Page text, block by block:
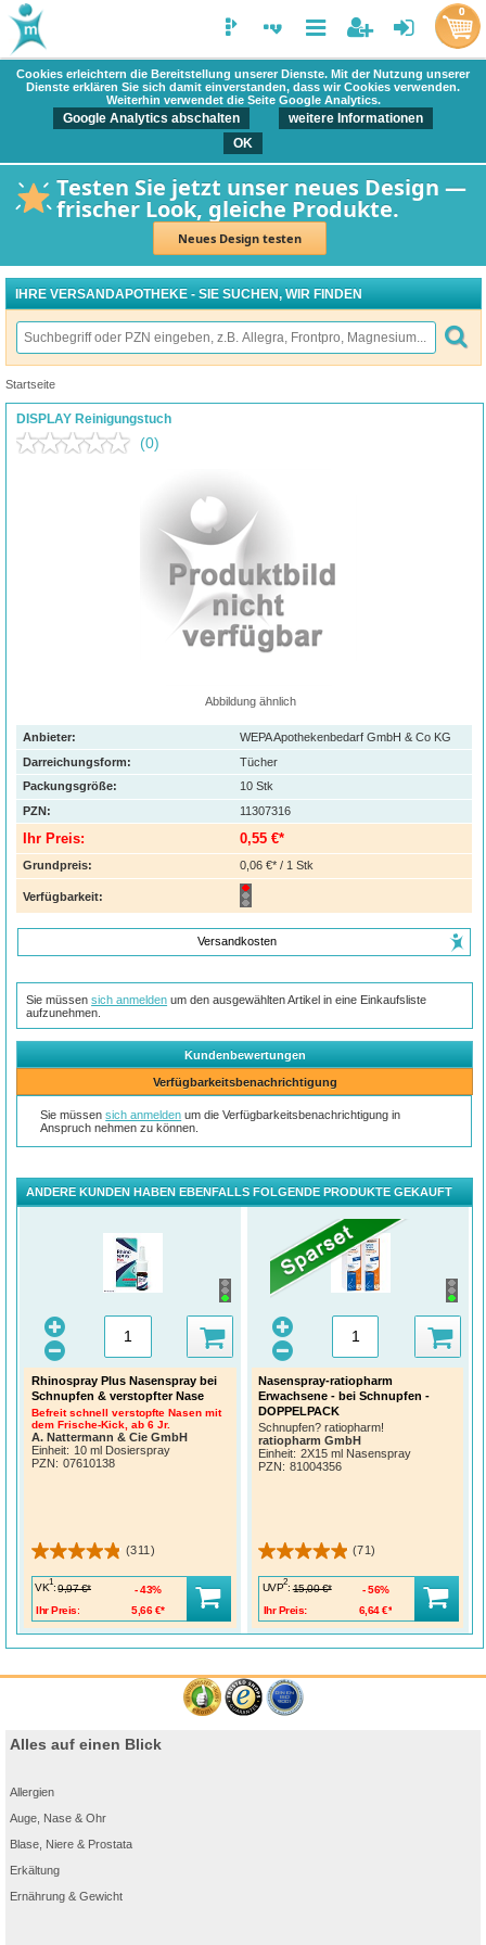
Cookies erleichtern die Bereitstellung unserer Dienste. Mit der Nutzung unserer
Dienste erklären Sie sich damit einverstanden, dass wir Cookies verwenden.
Weiterhin verwendet die Seite Google Analytics.
Google Analytics abschalten
weitere Informationen
OK
Testen Sie jetzt unser neues Design —
frischer Look, gleiche Produkte.
Neues Design testen
0
IHRE VERSANDAPOTHEKE - SIE SUCHEN, WIR FINDEN
Startseite
DISPLAY Reinigungstuch
(0)
Abbildung ähnlich
Anbieter:
WEPA Apothekenbedarf GmbH & Co KG
Darreichungsform:
Tücher
Packungsgröße:
10 Stk
PZN: 11307316
Ihr Preis: 0,55 €*
Grundpreis: 0,06 €* / 1 Stk
Verfügbarkeit:
Versandkosten
Sie müssensich anmelden um den ausgewählten Artikel in eine Einkaufsliste
aufzunehmen.
Kundenbewertungen
Verfügbarkeitsbenachrichtigung
Sie müssensich anmelden um die Verfügbarkeitsbenachrichtigung in
Anspruch nehmen zu können.
ANDERE KUNDEN HABEN EBENFALLS FOLGENDE PRODUKTE GEKAUFT
Rhinospray Plus Nasenspray bei
Schnupfen & verstopfter Nase
Befreit schnell verstopfte Nasen mit
dem Frische-Kick, ab 6 Jr.
A. Nattermann & Cie GmbH
Einheit: 10 ml Dosierspray
PZN: 07610138
(311)
VK
1
: 9,97 €*
Ihr Preis:
5,66 €*
43%
Nasenspray-ratiopharm
Erwachsene - bei Schnupfen -
DOPPELPACK
Schnupfen? ratiopharm!
ratiopharm GmbH
Einheit: 2X15 ml Nasenspray
PZN: 81004356
(71)
UVP
2
: 15,00 €*
Ihr Preis:
6,64 €*
56%
Alles auf einen Blick
Allergien
Auge, Nase & Ohr
Blase, Niere & Prostata
Erkältung
Ernährung & Gewicht